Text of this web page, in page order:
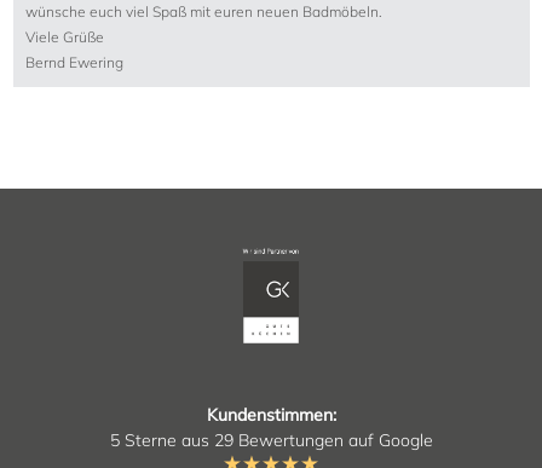
wünsche euch viel Spaß mit euren neuen Badmöbeln.
Viele Grüße
Bernd Ewering
Kundenstimmen:
5 Sterne aus 29 Bewertungen auf Google